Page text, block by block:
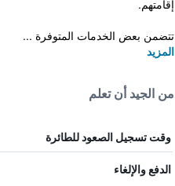
إقامتهم.
تتضمن بعض الخدمات المتوفرة ...
المزيد
من الجيد أن تعلم
وقت تسجيل الصعود للطائرة
الدفع والإلغاء